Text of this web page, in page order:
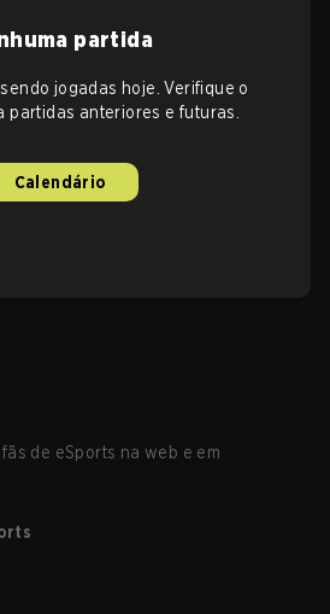
partida
jogadas hoje. Verifique o
partidas anteriores e futuras.
Calendário
de eSports na web e em